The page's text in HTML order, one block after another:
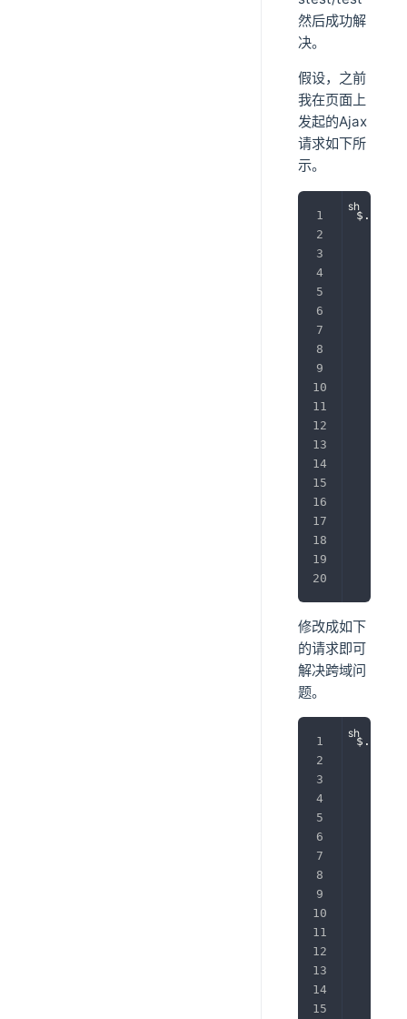
然后成功解
决。
假设，之前
我在页面上
发起的Ajax
请求如下所
示。
$.ajax
修改成如下
的请求即可
解决跨域问
题。
$.ajax